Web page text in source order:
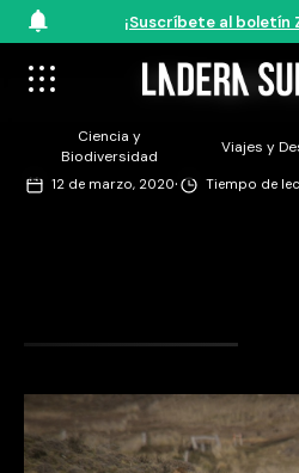
¡Suscríbete al boletín
Ciencia y
Biodiversidad
Viajes y
©Triángulo
12 de marzo, 2020· Tiempo de